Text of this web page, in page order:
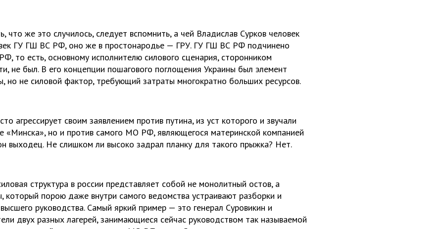
что же это случилось, следует вспомнить, а чей Владислав Сурков человек
ГУ ГШ ВС РФ, оно же в простонародье — ГРУ. ГУ ГШ ВС РФ подчинено
то есть, основному исполнителю силового сценария, сторонником
не был. В его концепции пошагового поглощения Украины был элемент
но не силовой фактор, требующий затраты многократно больших ресурсов.
агрессирует своим заявлением против путина, из уст которого и звучали
«Минска», но и против самого МО РФ, являющегося материнской компанией
выходец. Не слишком ли высоко задрал планку для такого прыжка? Нет.
структура в россии представляет собой не монолитный остов, а
который порою даже внутри самого ведомства устраивают разборки и
руководства. Самый яркий пример — это генерал Суровикин и
двух разных лагерей, занимающиеся сейчас руководством так называемой